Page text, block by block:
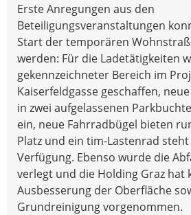
Erste Anregungen aus den
Beteiligungsveranstaltungen
Start der temporären
werden: Für die Ladetätigkeiten
gekennzeichneter Bereich im
Kaiserfeldgasse geschaffen,
in zwei aufgelassenen
ein, neue Fahrradbügel bieten
Platz und ein tim-Lastenrad
Verfügung. Ebenso wurde die
verlegt und die Holding Graz hat
Ausbesserung der Oberfläche
Grundreinigung vorgenommen.